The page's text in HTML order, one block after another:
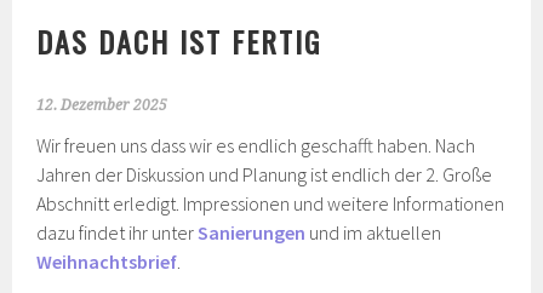
DAS DACH IST FERTIG
12. Dezember 2025
Wir freuen uns dass wir es endlich geschafft haben. Nach
Jahren der Diskussion und Planung ist endlich der 2. Große
Abschnitt erledigt. Impressionen und weitere Informationen
dazu findet ihr unterSanierungen und im aktuellen
Weihnachtsbrief.